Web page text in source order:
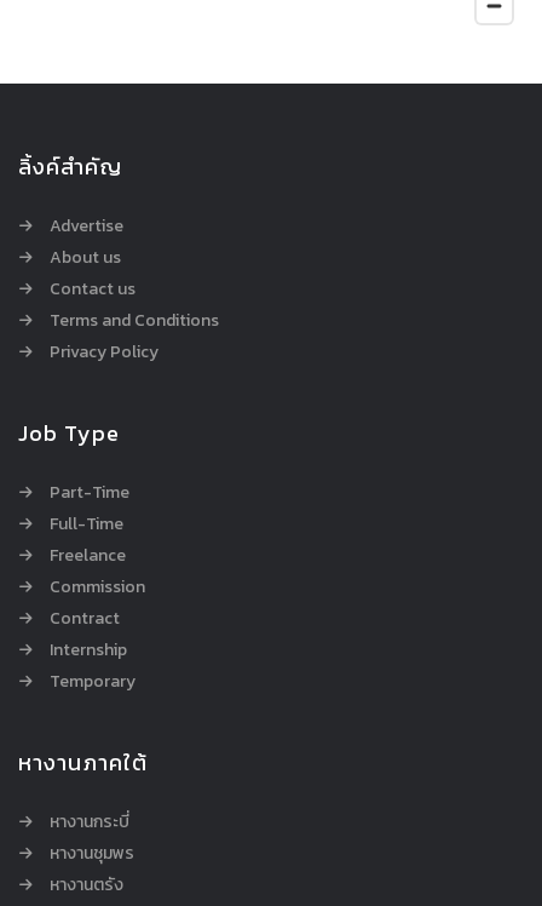
ลิ้งค์สำคัญ
Advertise
About us
Contact us
Terms and Conditions
Privacy Policy
Job Type
Part-Time
Full-Time
Freelance
Commission
Contract
Internship
Temporary
หางานภาคใต้
หางานกระบี่
หางานชุมพร
หางานตรัง